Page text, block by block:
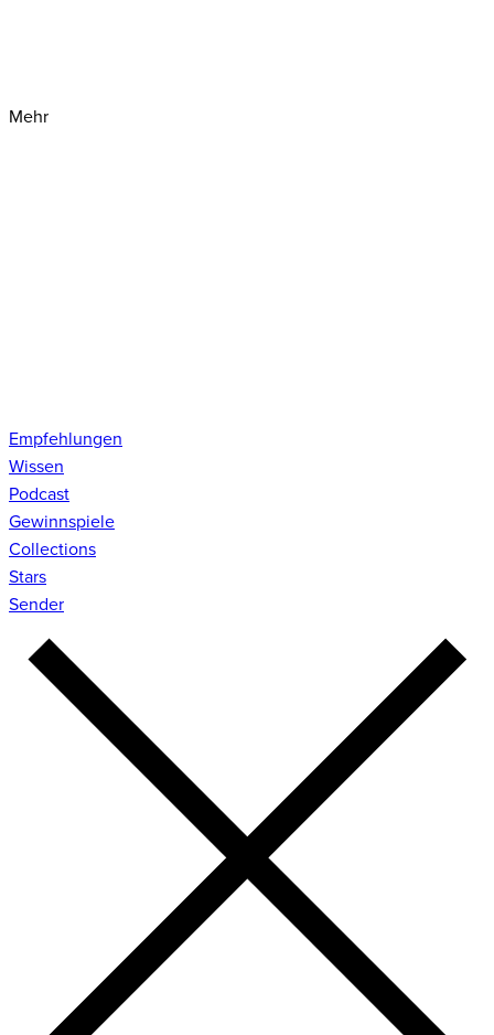
Mehr
Empfehlungen
Wissen
Podcast
Gewinnspiele
Collections
Stars
Sender